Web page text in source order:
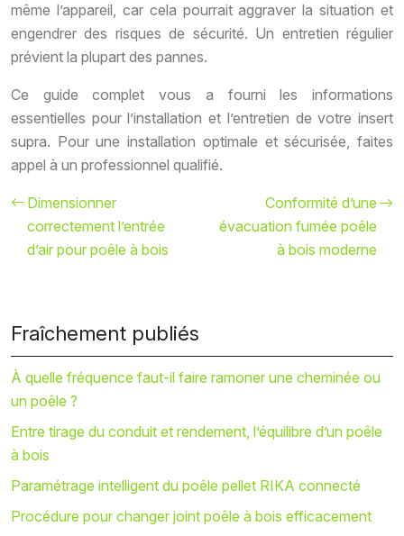
même l’appareil, car cela pourrait aggraver la situation et
engendrer des risques de sécurité. Un entretien régulier
prévient la plupart des pannes.
Ce guide complet vous a fourni les informations
essentielles pour l’installation et l’entretien de votre insert
supra. Pour une installation optimale et sécurisée, faites
appel à un professionnel qualifié.
Dimensionner
correctement l’entrée
d’air pour poêle à bois
Conformité d’une
évacuation fumée poêle
à bois moderne
Fraîchement publiés
À quelle fréquence faut-il faire ramoner une cheminée ou
un poêle ?
Entre tirage du conduit et rendement, l’équilibre d’un poêle
à bois
Paramétrage intelligent du poêle pellet RIKA connecté
Procédure pour changer joint poêle à bois efficacement